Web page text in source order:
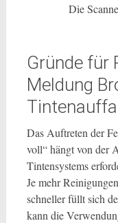
Die
Gründe für
Meldung
Das Auftreten der
voll“ hängt von der
Tintensystems
Je mehr
schneller füllt sich
kann die